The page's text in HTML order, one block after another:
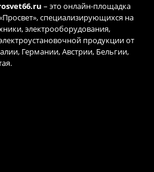
– это онлайн-площадка
специализирующихся на
электрооборудования,
продукции от
Германии, Австрии, Бельгии,